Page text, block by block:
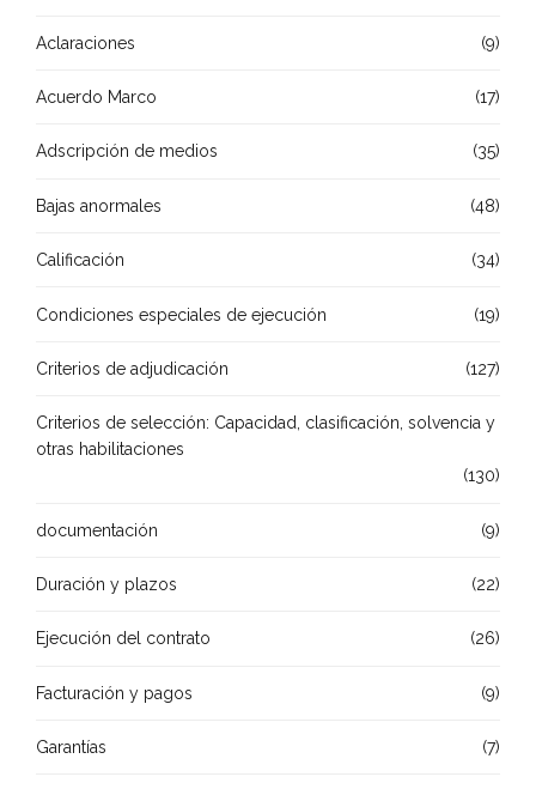
Aclaraciones (9)
Acuerdo Marco (17)
Adscripción de medios (35)
Bajas anormales (48)
Calificación (34)
Condiciones especiales de ejecución (19)
Criterios de adjudicación (127)
Criterios de selección: Capacidad, clasificación, solvencia y
otras habilitaciones
(130)
documentación (9)
Duración y plazos (22)
Ejecución del contrato (26)
Facturación y pagos (9)
Garantías (7)